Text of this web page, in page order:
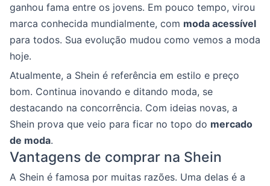
ganhou fama entre os jovens. Em pouco tempo, virou
marca conhecida mundialmente, com moda acessível
para todos. Sua evolução mudou como vemos a moda
hoje.
Atualmente, a Shein é referência em estilo e preço
bom. Continua inovando e ditando moda, se
destacando na concorrência. Com ideias novas, a
Shein prova que veio para ficar no topo do mercado
de moda.
Vantagens de comprar na Shein
A Shein é famosa por muitas razões. Uma delas é a